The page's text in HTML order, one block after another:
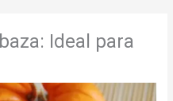
Ideal para